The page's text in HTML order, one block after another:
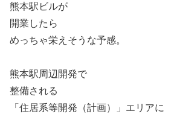
熊本駅ビルが
開業したら
めっちゃ栄えそうな予感。
熊本駅周辺開発で
整備される
「住居系等開発（計画）」エリアに